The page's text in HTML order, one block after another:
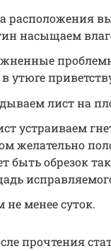
расположения
насыщаем
утюге
лист на
устраиваем
желательно
быть обрезок
менее суток.
прочтения